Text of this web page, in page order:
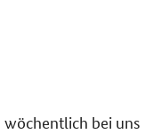
wöchentlich bei uns